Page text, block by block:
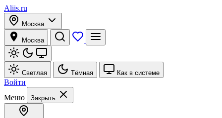
Aliis.ru
Москва
Москва
Светлая Тёмная Как в системе
Войти
Меню
Закрыть